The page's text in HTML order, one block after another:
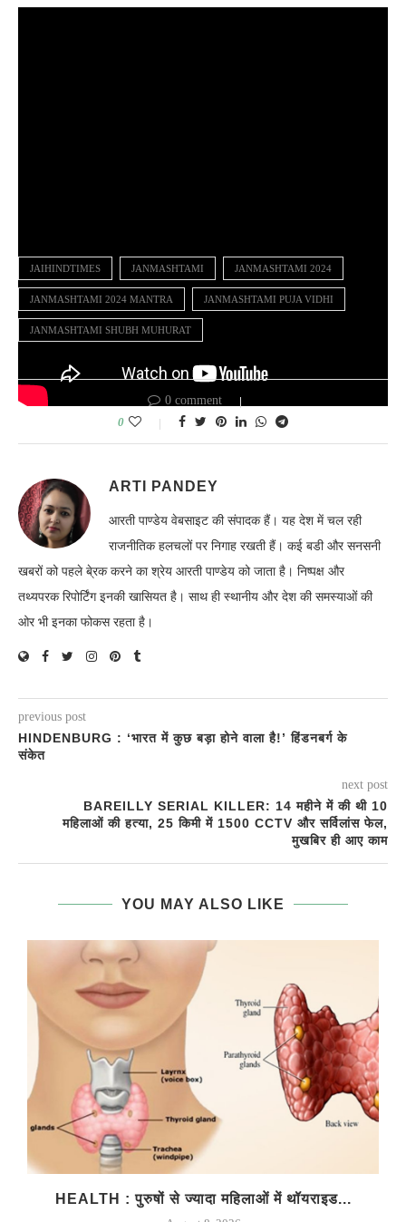
JAIHINDTIMES JANMASHTAMI JANMASHTAMI 2024
JANMASHTAMI 2024 MANTRA JANMASHTAMI PUJA VIDHI
JANMASHTAMI SHUBH MUHURAT
0 comment
0
ARTI PANDEY
आरती पाण्डेय वेबसाइट की संपादक हैं। यह देश में चल रही
राजनीतिक हलचलों पर निगाह रखती हैं। कई बडी और सनसनी
खबरों को पहले बे्रक करने का श्रेय आरती पाण्डेय को जाता है। निष्पक्ष और
तथ्यपरक रिपोर्टिंग इनकी खासियत है। साथ ही स्थानीय और देश की समस्याओं की
ओर भी इनका फोकस रहता है।
previous post
HINDENBURG : ‘भारत में कुछ बड़ा होने वाला है!’ हिंडनबर्ग के
संकेत
next post
BAREILLY SERIAL KILLER: 14 महीने में की थी 10
महिलाओं की हत्या, 25 किमी में 1500 CCTV और सर्विलांस फेल,
मुखबिर ही आए काम
YOU MAY ALSO LIKE
HEALTH : पुरुषों से ज्यादा महिलाओं में थॉयराइड...